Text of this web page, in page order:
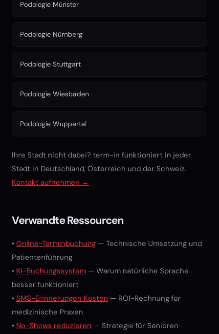
Podologie Münster
Podologie Nürnberg
Podologie Stuttgart
Podologie Wiesbaden
Podologie Wuppertal
Ihre Stadt nicht dabei? term-in funktioniert in jeder
Stadt in Deutschland, Österreich und der Schweiz.
Kontakt aufnehmen →
Verwandte Ressourcen
• Online-Terminbuchung — Technische Umsetzung und
Patientenführung
• KI-Buchungssystem — Warum natürliche Sprache
besser funktioniert
• SMS-Erinnerungen Kosten — ROI-Rechnung für
medizinische Praxen
• No-Shows reduzieren — Strategie für Senioren-